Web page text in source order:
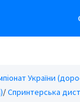
України
/Спринтерська